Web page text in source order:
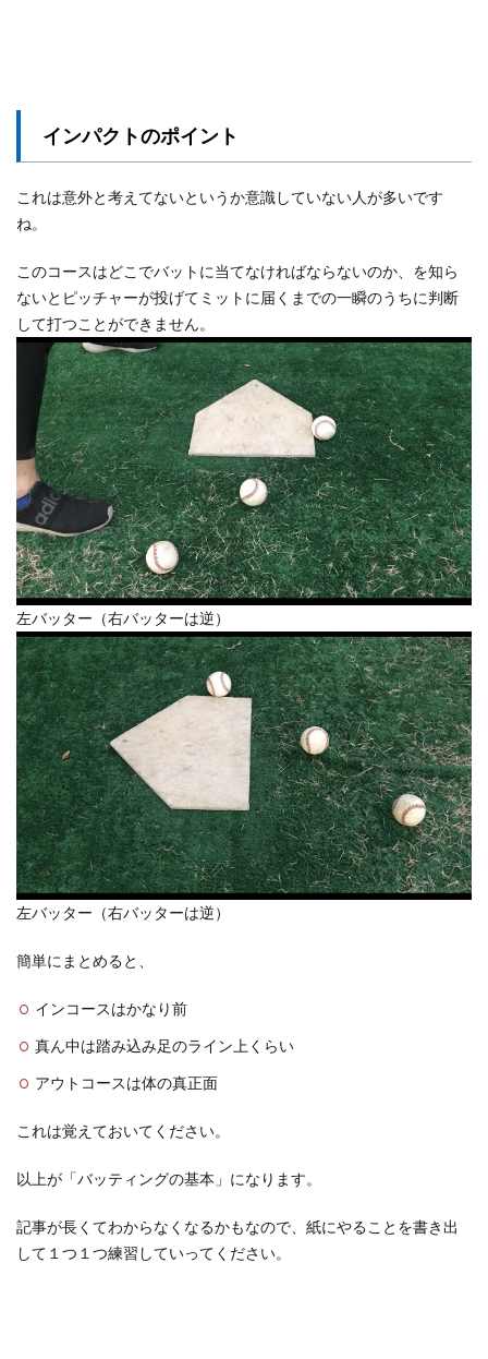
インパクトのポイント
これは意外と考えてないというか意識していない人が多いです
ね。
このコースはどこでバットに当てなければならないのか、を知ら
ないとピッチャーが投げてミットに届くまでの一瞬のうちに判断
して打つことができません。
左バッター（右バッターは逆）
左バッター（右バッターは逆）
簡単にまとめると、
インコースはかなり前
真ん中は踏み込み足のライン上くらい
アウトコースは体の真正面
これは覚えておいてください。
以上が「バッティングの基本」になります。
記事が長くてわからなくなるかもなので、紙にやることを書き出
して１つ１つ練習していってください。